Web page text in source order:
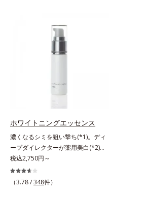
ハリ感のあるなめらかな肌を叶えま
す。*1 メラニンの生成を抑え、シ
ー」の理論を応用し、全方位的に肌
の底上げを図ります。さらに、シミ
だけでなく、メラニンが蓄積しがち
目指します。*1 メラニンの生成を
層まで*3 年齢を重ねた肌*4 メラニ
ンが過剰に生成する状態
ホワイトニングエッセンス
濃くなるシミを狙い撃ち(*1)。ディ
ープダイレクターが薬用美白(*2)成
分を、肌の奥深く(*3)まで効かせる
美容液。しつこいシミの原因“詰ま
りメラニン(*1)”の生成を抑え、透明
税込2,750円～
（3.78 /348件）